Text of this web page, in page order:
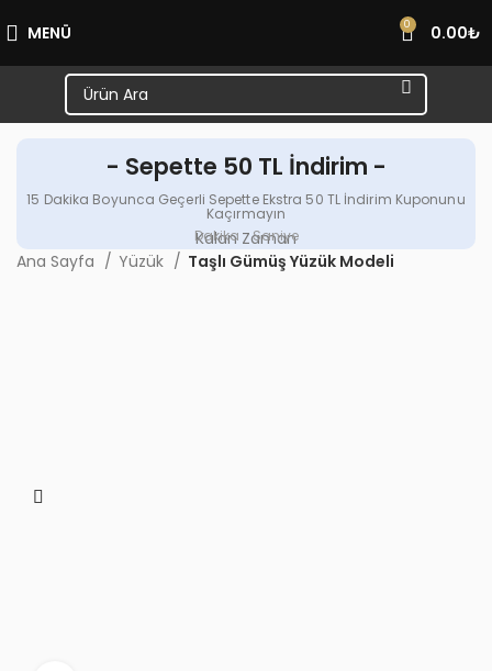
MENÜ 0 0.00₺
- Sepette 50 TL İndirim -
15 Dakika Boyunca Geçerli Sepette Ekstra 50 TL İndirim Kuponunu
Kaçırmayın
Kalan Zaman
Dakika Saniye
Ana Sayfa Yüzük Taşlı Gümüş Yüzük Modeli